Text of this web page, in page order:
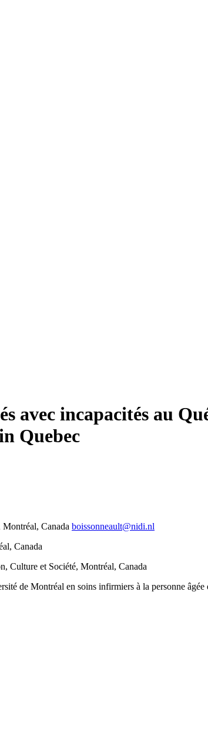
avec incapacités au
Quebec
Canada boissonneault@nidi.nl
Canada
Culture et Société, Montréal, Canada
de Montréal en soins infirmiers à la personne